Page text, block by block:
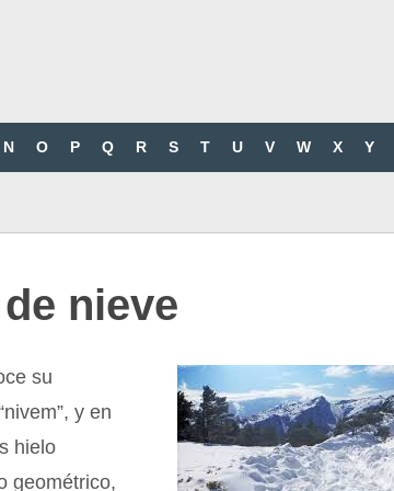
N O P Q R S T U V W X Y
nieve
su
y en
hielo
geométrico,